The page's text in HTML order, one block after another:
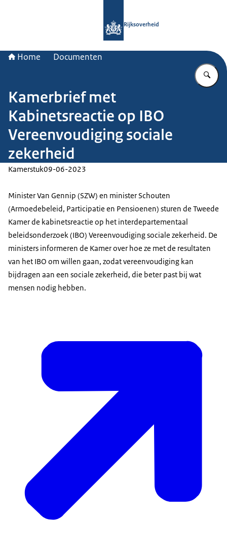
Rijksoverheid
Home Documenten
Kamerbrief met
Kabinetsreactie op IBO
Vereenvoudiging sociale
zekerheid
Kamerstuk09-06-2023
Minister Van Gennip (SZW) en minister Schouten
(Armoedebeleid, Participatie en Pensioenen) sturen de Tweede
Kamer de kabinetsreactie op het interdepartementaal
beleidsonderzoek (IBO) Vereenvoudiging sociale zekerheid. De
ministers informeren de Kamer over hoe ze met de resultaten
van het IBO om willen gaan, zodat vereenvoudiging kan
bijdragen aan een sociale zekerheid, die beter past bij wat
mensen nodig hebben.